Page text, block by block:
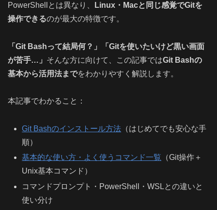
PowerShellとは異なり、
Linux・Macと同じ感覚でGitを
操作できるのが最大の特徴です。
「Git Bashって結局何？」「Gitを使いたいけど黒い画面
が苦手…」 そんな方に向けて、この記事ではGit Bashの
基本から活用法までをわかりやすく解説します。
本記事でわかること：
Git Bashのインストール方法 （はじめてでも安心な手
順）
基本的な使い方・よく使うコマンド一覧 （Git操作＋
Unix基本コマンド）
コマンドプロンプト・PowerShell・WSLとの違いと
使い分け